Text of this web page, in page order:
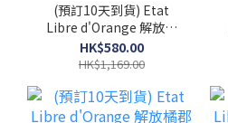
(預訂10天到貨) Etat
Libre d'Orange 解放橘
郡 Let's Pretend 陪我演
完 中性濃香水 100ml (簡
(Barcode:
3760168594274)
HK$580.00
HK$1,169.00